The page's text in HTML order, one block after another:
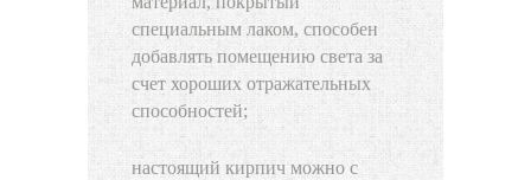
специальным лаком, способен
добавлять помещению света за
счет хороших отражательных
способностей;
настоящий кирпич можно с